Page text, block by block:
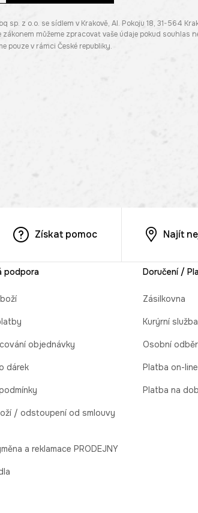
z o.o. se sídlem v Krakově, Al. Pokoju 18, 31-564
můžeme zpracovat vaše údaje pokud souhlas
pouze v rámci České republiky.
Získat pomoc Najít
podpora
objednávky
dárek
/ odstoupení od smlouvy
a reklamace PRODEJNY
Doručení /
Zásilkovna
Kurýrní
Osobní
Platba on-
Platba na